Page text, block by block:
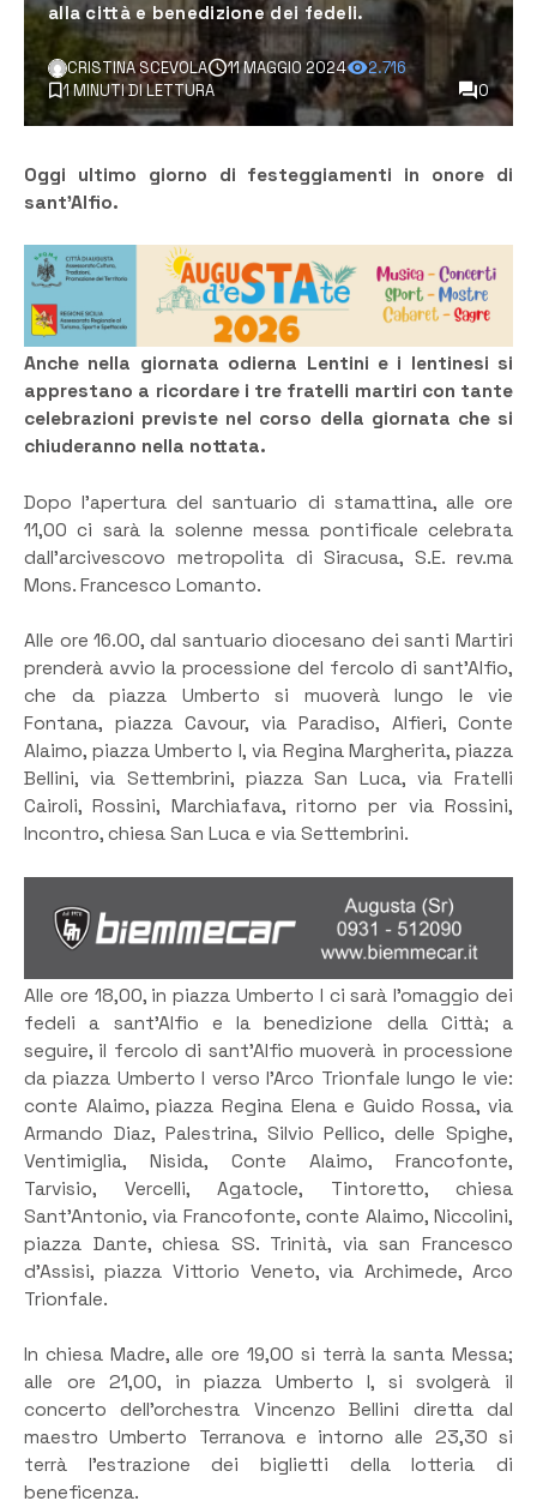
alla città e benedizione dei fedeli.
CRISTINA SCEVOLA 11 MAGGIO 2024
2.716
1 MINUTI DI LETTURA
0
Oggi ultimo giorno di festeggiamenti in onore di
sant’Alfio.
Anche nella giornata odierna Lentini e i lentinesi si
apprestano a ricordare i tre fratelli martiri con tante
celebrazioni previste nel corso della giornata che si
chiuderanno nella nottata.
Dopo l’apertura del santuario di stamattina, alle ore
11,00 ci sarà la solenne messa pontificale celebrata
dall’arcivescovo metropolita di Siracusa, S.E. rev.ma
Mons. Francesco Lomanto.
Alle ore 16.00, dal santuario diocesano dei santi Martiri
prenderà avvio la processione del fercolo di sant’Alfio,
che da piazza Umberto si muoverà lungo le vie
Fontana, piazza Cavour, via Paradiso, Alfieri, Conte
Alaimo, piazza Umberto I, via Regina Margherita, piazza
Bellini, via Settembrini, piazza San Luca, via Fratelli
Cairoli, Rossini, Marchiafava, ritorno per via Rossini,
Incontro, chiesa San Luca e via Settembrini.
Alle ore 18,00, in piazza Umberto I ci sarà l’omaggio dei
fedeli a sant’Alfio e la benedizione della Città; a
seguire, il fercolo di sant’Alfio muoverà in processione
da piazza Umberto I verso l’Arco Trionfale lungo le vie:
conte Alaimo, piazza Regina Elena e Guido Rossa, via
Armando Diaz, Palestrina, Silvio Pellico, delle Spighe,
Ventimiglia, Nisida, Conte Alaimo, Francofonte,
Tarvisio, Vercelli, Agatocle, Tintoretto, chiesa
Sant’Antonio, via Francofonte, conte Alaimo, Niccolini,
piazza Dante, chiesa SS. Trinità, via san Francesco
d’Assisi, piazza Vittorio Veneto, via Archimede, Arco
Trionfale.
In chiesa Madre, alle ore 19,00 si terrà la santa Messa;
alle ore 21,00, in piazza Umberto I, si svolgerà il
concerto dell’orchestra Vincenzo Bellini diretta dal
maestro Umberto Terranova e intorno alle 23,30 si
terrà l’estrazione dei biglietti della lotteria di
beneficenza.